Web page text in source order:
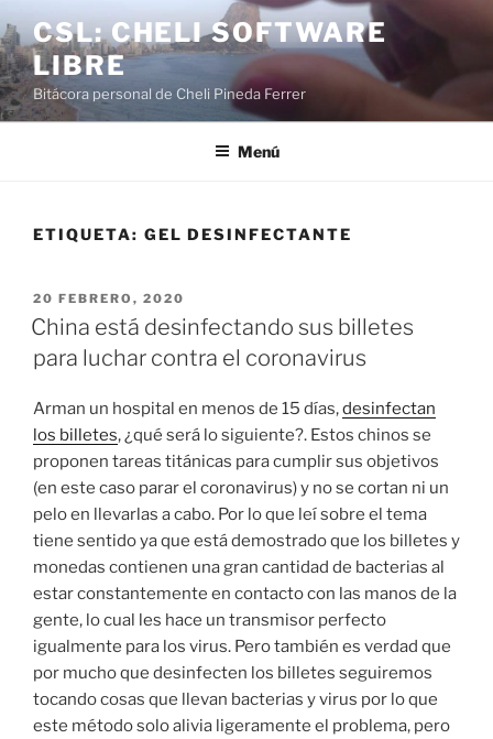
al
contenido
CSL: CHELI SOFTWARE
LIBRE
Bitácora personal de Cheli Pineda Ferrer
Menú
ETIQUETA: GEL DESINFECTANTE
PUBLICADO
EL
20 FEBRERO, 2020
China está desinfectando sus billetes
para luchar contra el coronavirus
Arman un hospital en menos de 15 días,desinfectan
los billetes, ¿qué será lo siguiente?. Estos chinos se
proponen tareas titánicas para cumplir sus objetivos
(en este caso parar el coronavirus) y no se cortan ni un
pelo en llevarlas a cabo. Por lo que leí sobre el tema
tiene sentido ya que está demostrado que los billetes y
monedas contienen una gran cantidad de bacterias al
estar constantemente en contacto con las manos de la
gente, lo cual les hace un transmisor perfecto
igualmente para los virus. Pero también es verdad que
por mucho que desinfecten los billetes seguiremos
tocando cosas que llevan bacterias y virus por lo que
este método solo alivia ligeramente el problema, pero